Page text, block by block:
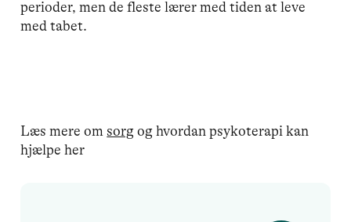
perioder, men de fleste lærer med tiden at leve
med tabet.
Læs mere om sorg og hvordan psykoterapi kan
hjælpe her